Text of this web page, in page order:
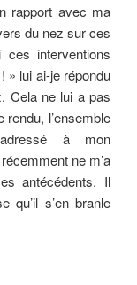
rapport avec ma
du nez sur ces
interventions
» lui ai-je répondu
Cela ne lui a pas
l’ensemble
à mon
ne m’a
antécédents. Il
qu’il s’en branle